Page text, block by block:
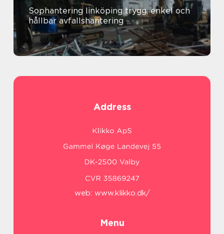
Sophantering linköping trygg, enkel och
hållbar avfallshantering
Address
web: www.klikko.dk/
Menu